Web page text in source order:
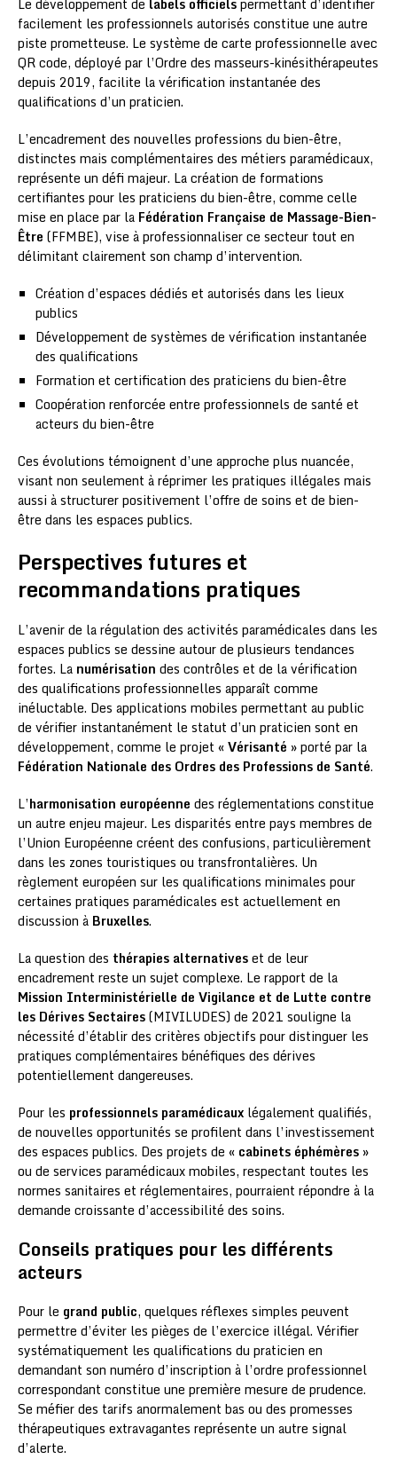
facilement les professionnels autorisés constitue une autre
piste prometteuse. Le système de carte professionnelle avec
QR code, déployé par l’Ordre des masseurs-kinésithérapeutes
depuis 2019, facilite la vérification instantanée des
qualifications d’un praticien.
L’encadrement des nouvelles professions du bien-être,
distinctes mais complémentaires des métiers paramédicaux,
représente un défi majeur. La création de formations
certifiantes pour les praticiens du bien-être, comme celle
mise en place par la Fédération Française de Massage-Bien-
Être (FFMBE), vise à professionnaliser ce secteur tout en
délimitant clairement son champ d’intervention.
Création d’espaces dédiés et autorisés dans les lieux
publics
Développement de systèmes de vérification instantanée
des qualifications
Formation et certification des praticiens du bien-être
Coopération renforcée entre professionnels de santé et
acteurs du bien-être
Ces évolutions témoignent d’une approche plus nuancée,
visant non seulement à réprimer les pratiques illégales mais
aussi à structurer positivement l’offre de soins et de bien-
être dans les espaces publics.
Perspectives futures et
recommandations pratiques
L’avenir de la régulation des activités paramédicales dans les
espaces publics se dessine autour de plusieurs tendances
fortes. La numérisation des contrôles et de la vérification
des qualifications professionnelles apparaît comme
inéluctable. Des applications mobiles permettant au public
de vérifier instantanément le statut d’un praticien sont en
développement, comme le projet «Vérisanté » porté par la
Fédération Nationale des Ordres des Professions de Santé.
L’harmonisation européenne des réglementations constitue
un autre enjeu majeur. Les disparités entre pays membres de
l’Union Européenne créent des confusions, particulièrement
dans les zones touristiques ou transfrontalières. Un
règlement européen sur les qualifications minimales pour
certaines pratiques paramédicales est actuellement en
discussion à Bruxelles.
La question des thérapies alternativeset de leur
encadrement reste un sujet complexe. Le rapport de la
Mission Interministérielle de Vigilance et de Lutte contre
les Dérives Sectaires(MIVILUDES) de 2021 souligne la
nécessité d’établir des critères objectifs pour distinguer les
pratiques complémentaires bénéfiques des dérives
potentiellement dangereuses.
Pour les professionnels paramédicaux légalement qualifiés,
de nouvelles opportunités se profilent dans l’investissement
des espaces publics. Des projets de « cabinets éphémères »
ou de services paramédicaux mobiles, respectant toutes les
normes sanitaires et réglementaires, pourraient répondre à la
demande croissante d’accessibilité des soins.
Conseils pratiques pour les différents
acteurs
Pour le grand public, quelques réflexes simples peuvent
permettre d’éviter les pièges de l’exercice illégal. Vérifier
systématiquement les qualifications du praticien en
demandant son numéro d’inscription à l’ordre professionnel
correspondant constitue une première mesure de prudence.
Se méfier des tarifs anormalement bas ou des promesses
thérapeutiques extravagantes représente un autre signal
d’alerte.